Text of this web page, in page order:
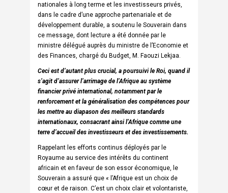
nationales à long terme et les investisseurs privés,
dans le cadre d’une approche partenariale et de
développement durable, a soutenu le Souverain dans
ce message, dont lecture a été donnée par le
ministre délégué auprès du ministre de l’Economie et
des Finances, chargé du Budget, M. Faouzi Lekjaa.
Ceci est d’autant plus crucial, a poursuivi le Roi, quand il
s’agit d’assurer l’arrimage de l’Afrique au système
financier privé international, notamment par le
renforcement et la généralisation des compétences pour
les mettre au diapason des meilleurs standards
internationaux, consacrant ainsi l’Afrique comme une
terre d’accueil des investisseurs et des investissements.
Rappelant les efforts continus déployés par le
Royaume au service des intérêts du continent
africain et en faveur de son essor économique, le
Souverain a assuré que « l’Afrique est un choix de
cœur et de raison. C’est un choix clair et volontariste,